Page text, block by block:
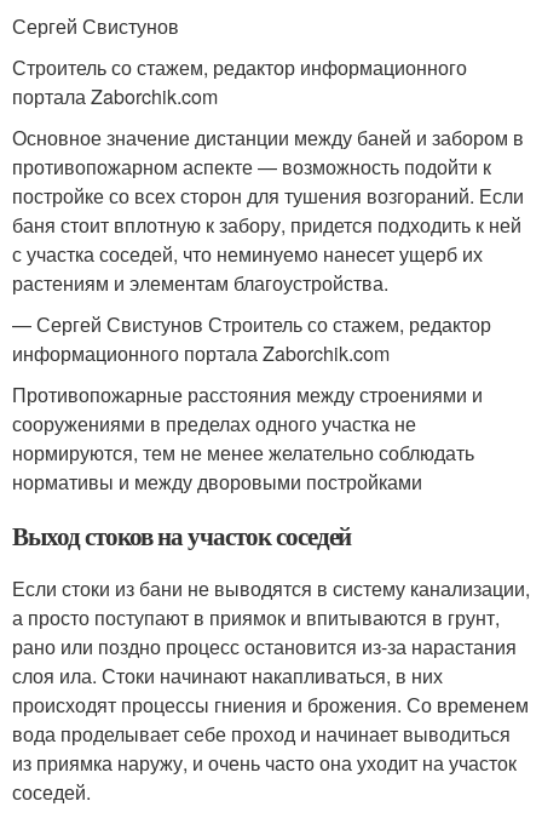
Сергей Свистунов
Строитель со стажем, редактор информационного
портала Zaborchik.com
Основное значение дистанции между баней и забором в
противопожарном аспекте — возможность подойти к
постройке со всех сторон для тушения возгораний. Если
баня стоит вплотную к забору, придется подходить к ней
с участка соседей, что неминуемо нанесет ущерб их
растениям и элементам благоустройства.
— Сергей Свистунов Строитель со стажем, редактор
информационного портала Zaborchik.com
Противопожарные расстояния между строениями и
сооружениями в пределах одного участка не
нормируются, тем не менее желательно соблюдать
нормативы и между дворовыми постройками
Выход стоков на участок соседей
Если стоки из бани не выводятся в систему канализации,
а просто поступают в приямок и впитываются в грунт,
рано или поздно процесс остановится из-за нарастания
слоя ила. Стоки начинают накапливаться, в них
происходят процессы гниения и брожения. Со временем
вода проделывает себе проход и начинает выводиться
из приямка наружу, и очень часто она уходит на участок
соседей.